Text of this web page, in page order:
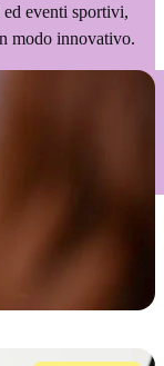
eventi sportivi,
modo innovativo.